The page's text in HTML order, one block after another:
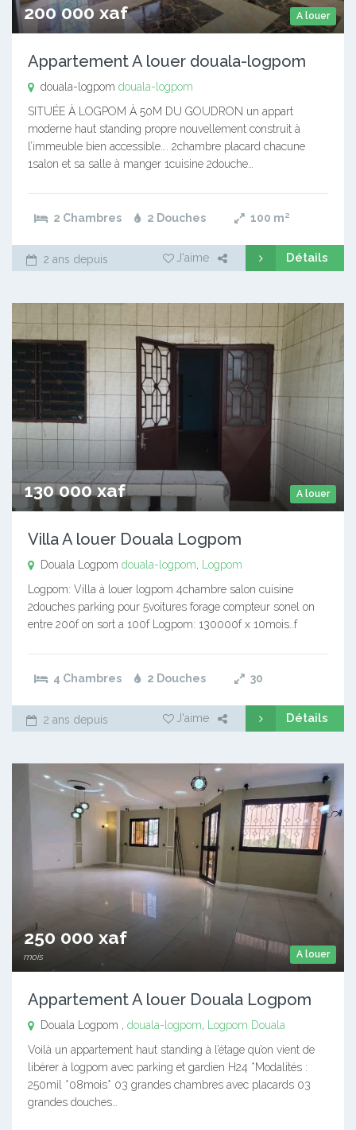
A louer
200 000 xaf
Appartement A louer douala-logpom
douala-logpom douala-logpom
SITUÉE À LOGPOM À 50M DU GOUDRON un appart
moderne haut standing propre nouvellement construit à
l’immeuble bien accessible…. 2chambre placard chacune
1salon et sa salle à manger 1cuisine 2douche…
2 Chambres 2 Douches 100 m²
2 ans depuis J'aime Détails
A louer
130 000 xaf
Villa A louer Douala Logpom
Douala Logpom douala-logpom
Logpom
Logpom: Villa à louer logpom 4chambre salon cuisine
2douches parking pour 5voitures forage compteur sonel on
entre 200f on sort a 100f Logpom: 130000f x 10mois..f
4 Chambres 2 Douches 30
2 ans depuis J'aime Détails
A louer
250 000 xaf
mois
Appartement A louer Douala Logpom
Douala Logpom , douala-logpom Logpom Douala
Voilà un appartement haut standing à l’étage qu’on vient de
libérer à logpom avec parking et gardien H24 *Modalités :
250mil *08mois* 03 grandes chambres avec placards 03
grandes douches…